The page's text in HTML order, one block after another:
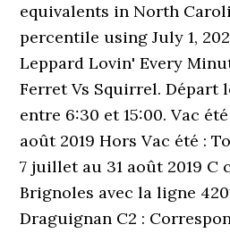
equivalents in North
percentile using July 1,
Leppard Lovin' Every
Ferret Vs Squirrel. Départ
entre 6:30 et 15:00. Vac
août 2019 Hors Vac été :
7 juillet au 31 août 2019 C
Brignoles avec la ligne
Draguignan C2 :